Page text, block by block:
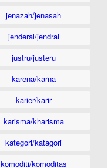
jenazah/jenasah
jenderal/jendral
justru/justeru
karena/karna
karier/karir
karisma/kharisma
kategori/katagori
komoditi/komoditas